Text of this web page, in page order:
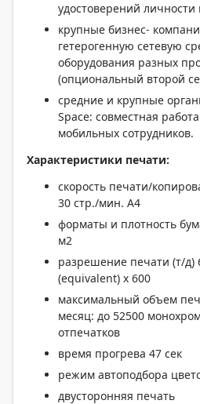
удостоверений личности
крупные бизнес-
гетерогенную сетевую
оборудования разных
(опциональный второй
средние и крупные
Space: совместная
мобильных сотрудников.
Характеристики печати:
скорость печати/
30 стр./мин. A4
форматы и плотность
м2
разрешение печати (т/д)
(equivalent) x 600
максимальный объем
месяц: до 52500
отпечатков
время прогрева 47 сек
режим автоподбора
двусторонняя печать